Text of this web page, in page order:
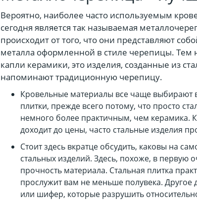
Вероятно, наиболее часто используемым
сегодня является так называемая
происходит от того, что они представляют
металла оформленной в стиле черепицы. Тем
капли керамики, это изделия, созданные из
напоминают традиционную черепицу.
Кровельные материалы все чаще выбирают
плитки, прежде всего потому, что просто
немного более практичным, чем керамика.
доходит до цены, часто стальные изделия
Стоит здесь вкратце обсудить, каковы на
стальных изделий. Здесь, похоже, в первую
прочность материала. Стальная плитка
прослужит вам не меньше полувека. Другое
или шифер, которые разрушить